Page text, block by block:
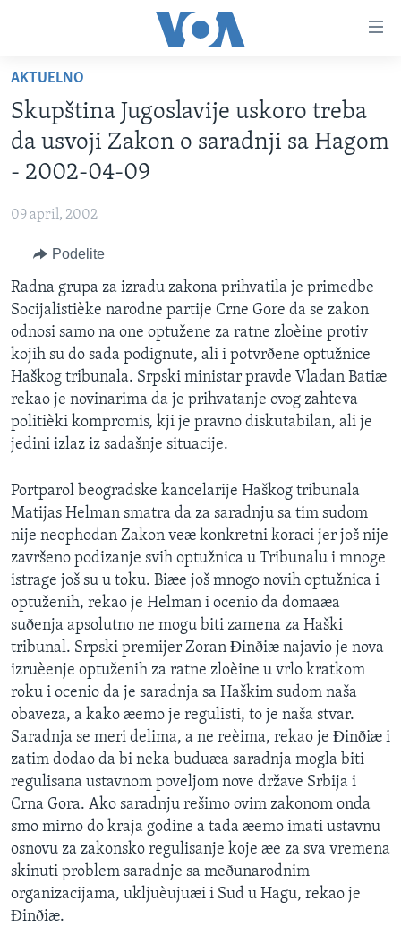
glavni
sadržaj
Idi
na
glavnu
Idi
pretragu
NASLOVNA
RUBRIKE
AMERIKA
GLOBALNE TEME
EKONOMIJA
NAUKA I TEHNOLOGIJA
MEDICINA
KULTURA
DRUŠTVO
SPORT
INTERVJU
TV PROGRAM
IZ AMERIKE
Learning English
PRATITE NAS
Jezici
AKTUELNO
Skupština Jugoslavije uskoro treba
da usvoji Zakon o saradnji sa Hagom
- 2002-04-09
09 april, 2002
Podelite
Radna grupa za izradu zakona prihvatila je primedbe
Socijalistièke narodne partije Crne Gore da se zakon
odnosi samo na one optužene za ratne zloèine protiv
kojih su do sada podignute, ali i potvrðene optužnice
Haškog tribunala. Srpski ministar pravde Vladan Batiæ
rekao je novinarima da je prihvatanje ovog zahteva
politièki kompromis, kji je pravno diskutabilan, ali je
jedini izlaz iz sadašnje situacije.
Portparol beogradske kancelarije Haškog tribunala
Matijas Helman smatra da za saradnju sa tim sudom
nije neophodan Zakon veæ konkretni koraci jer još nije
završeno podizanje svih optužnica u Tribunalu i mnoge
istrage još su u toku. Biæe još mnogo novih optužnica i
optuženih, rekao je Helman i ocenio da domaæa
suðenja apsolutno ne mogu biti zamena za Haški
tribunal. Srpski premijer Zoran Ðinðiæ najavio je nova
izruèenje optuženih za ratne zloèine u vrlo kratkom
roku i ocenio da je saradnja sa Haškim sudom naša
obaveza, a kako æemo je regulisti, to je naša stvar.
Saradnja se meri delima, a ne reèima, rekao je Ðinðiæ i
zatim dodao da bi neka buduæa saradnja mogla biti
regulisana ustavnom poveljom nove države Srbija i
Crna Gora. Ako saradnju rešimo ovim zakonom onda
smo mirno do kraja godine a tada æemo imati ustavnu
osnovu za zakonsko regulisanje koje æe za sva vremena
skinuti problem saradnje sa meðunarodnim
organizacijama, ukljuèujuæi i Sud u Hagu, rekao je
Ðinðiæ.